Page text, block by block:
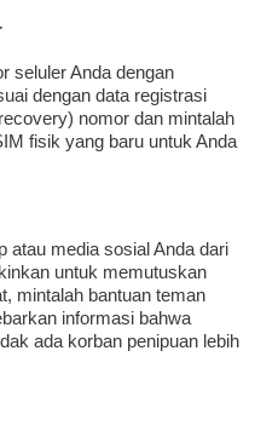
seluler Anda dengan
dengan data registrasi
nomor dan mintalah
fisik yang baru untuk Anda
atau media sosial Anda dari
untuk memutuskan
mintalah bantuan teman
informasi bahwa
ada korban penipuan lebih